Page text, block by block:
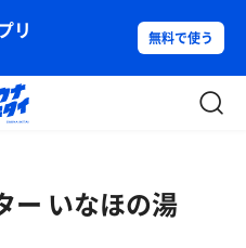
リ 無料で使う
ー いなほの湯